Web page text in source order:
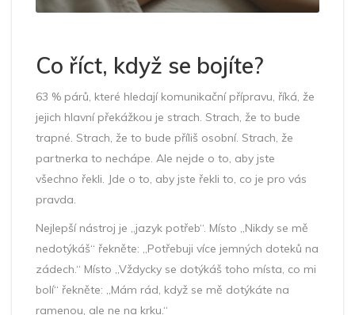
Co říct, když se bojíte?
63 % párů, které hledají komunikační přípravu, říká, že
jejich hlavní překážkou je strach. Strach, že to bude
trapné. Strach, že to bude příliš osobní. Strach, že
partnerka to nechápe. Ale nejde o to, aby jste
všechno řekli. Jde o to, aby jste řekli to, co je pro vás
pravda.
Nejlepší nástroj je „jazyk potřeb“. Místo „Nikdy se mě
nedotýkáš“ řekněte: „Potřebuji více jemných doteků na
zádech.“ Místo „Vždycky se dotýkáš toho místa, co mi
bolí“ řekněte: „Mám rád, když se mě dotýkáte na
ramenou, ale ne na krku.“